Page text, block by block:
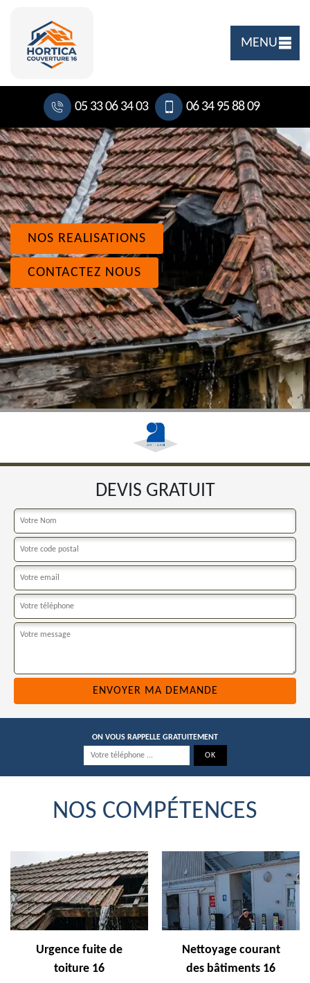
MENU
05 33 06 34 03 06 34 95 88 09
NOS REALISATIONS
CONTACTEZ NOUS
DEVIS GRATUIT
ON VOUS RAPPELLE GRATUITEMENT
NOS COMPÉTENCES
Urgence fuite de
toiture 16
Nettoyage courant
des bâtiments 16